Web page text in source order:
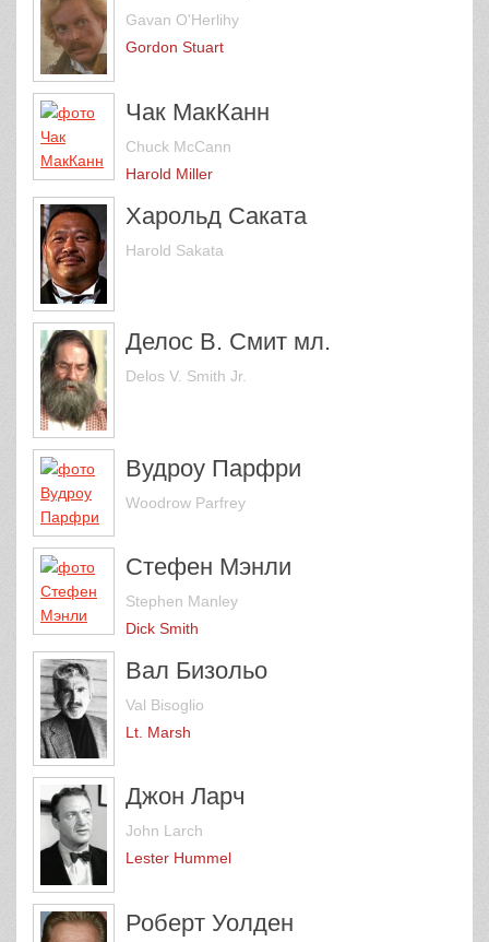
Gavan O'Herlihy
Gordon Stuart
Чак МакКанн
Chuck McCann
Harold Miller
Харольд Саката
Harold Sakata
Делос В. Смит мл.
Delos V. Smith Jr.
Вудроу Парфри
Woodrow Parfrey
Стефен Мэнли
Stephen Manley
Dick Smith
Вал Бизольо
Val Bisoglio
Lt. Marsh
Джон Ларч
John Larch
Lester Hummel
Роберт Уолден